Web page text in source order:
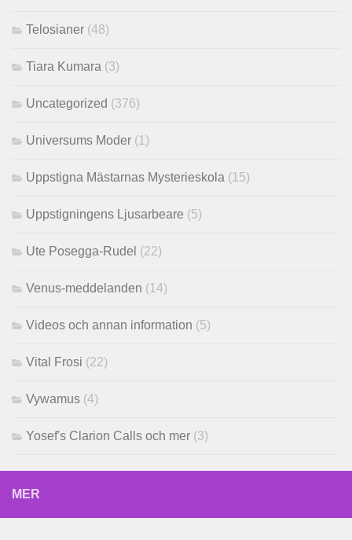
Telosianer (48)
Tiara Kumara (3)
Uncategorized (376)
Universums Moder (1)
Uppstigna Mästarnas Mysterieskola (15)
Uppstigningens Ljusarbeare (5)
Ute Posegga-Rudel (22)
Venus-meddelanden (14)
Videos och annan information (5)
Vital Frosi (22)
Vywamus (4)
Yosef's Clarion Calls och mer (3)
MER